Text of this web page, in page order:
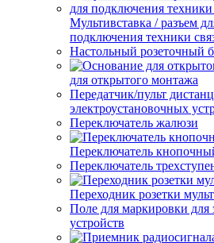
Мультивставка / разъем
подключения техники
Настольный розеточный
для открытого монтажа
Передатчик/пульт
электроустановочных
Переключатель жалюзи
Переключатель
Переключатель
Переходник розетки
Поле для маркировки для
устройств